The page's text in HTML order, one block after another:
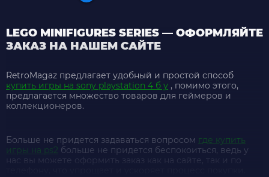
LEGO MINIFIGURES SERIES — ОФОРМЛЯЙТЕ
ЗАКАЗ НА НАШЕМ САЙТЕ
RetroMagaz предлагает удобный и простой способ
купить игры на sony playstation 4 б у , помимо этого,
предлагается множество товаров для геймеров и
коллекционеров.
Больше не придется задаваться вопросом где купить
игры на ps2 больше не придется беспокоиться, ведь у
нас вы можете оформить заказ как на сайте, так и по